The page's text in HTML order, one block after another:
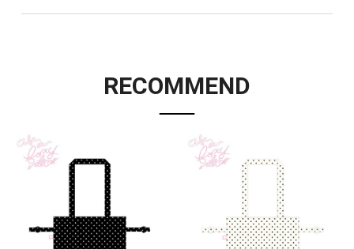
RECOMMEND